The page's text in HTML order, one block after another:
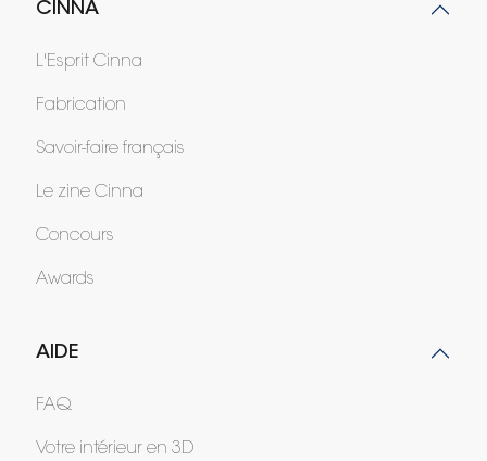
CINNA
L'Esprit Cinna
Fabrication
Savoir-faire français
Le zine Cinna
Concours
Awards
AIDE
FAQ
Votre intérieur en 3D